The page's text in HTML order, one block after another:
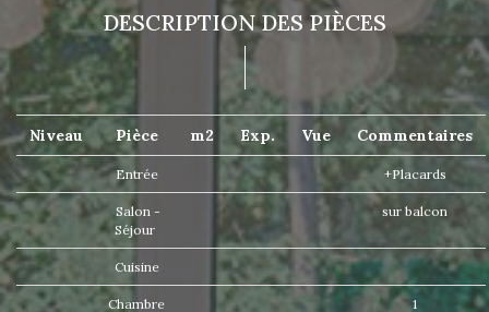
DESCRIPTION DES PIÈCES
Niveau Pièce m2 Exp. Vue Commentaires
Entrée +Placards
Salon -
Séjour
sur balcon
Cuisine
Chambre 1